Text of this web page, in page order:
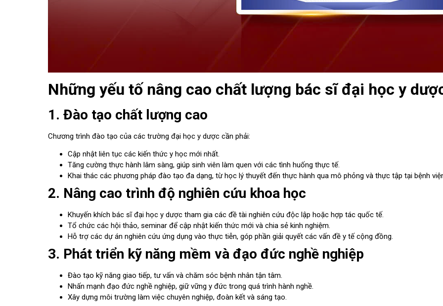
Những yếu tố nâng cao chất lượng bác sĩ đại học y
1. Đào tạo chất lượng cao
Chương trình đào tạo của các trường đại học y dược cần phải:
Cập nhật liên tục các kiến thức y học mới nhất.
Tăng cường thực hành lâm sàng, giúp sinh viên làm quen với các tình huống thực tế.
Khai thác các phương pháp đào tạo đa dạng, từ học lý thuyết đến thực hành qua mô phỏng và thực tập tại bệnh
2. Nâng cao trình độ nghiên cứu khoa học
Khuyến khích bác sĩ đại học y dược tham gia các đề tài nghiên cứu độc lập hoặc hợp tác quốc tế.
Tổ chức các hội thảo, seminar để cập nhật kiến thức mới và chia sẻ kinh nghiệm.
Hỗ trợ các dự án nghiên cứu ứng dụng vào thực tiễn, góp phần giải quyết các vấn đề y tế cộng đồng.
3. Phát triển kỹ năng mềm và đạo đức nghề nghiệp
Đào tạo kỹ năng giao tiếp, tư vấn và chăm sóc bệnh nhân tận tâm.
Nhấn mạnh đạo đức nghề nghiệp, giữ vững y đức trong quá trình hành nghề.
Xây dựng môi trường làm việc chuyên nghiệp, đoàn kết và sáng tạo.